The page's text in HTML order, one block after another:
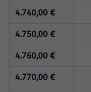
4.740,00 €
4.750,00 €
4.760,00 €
4.770,00 €